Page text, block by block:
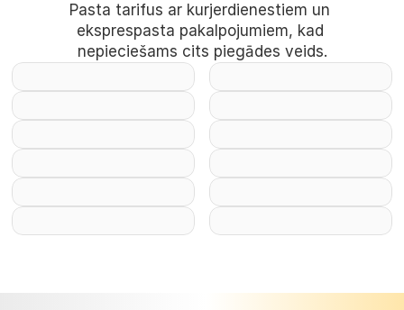
Pasta tarifus ar kurjerdienestiem un
eksprespasta pakalpojumiem, kad
nepieciešams cits piegādes veids.